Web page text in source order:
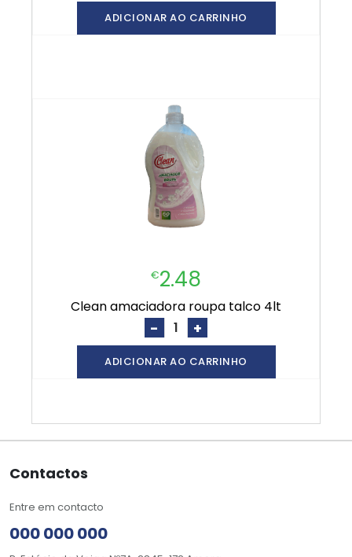
ADICIONAR AO CARRINHO
€2.48
clean amaciadora roupa talco 4lt
- +
ADICIONAR AO CARRINHO
Contactos
Entre em contacto
000 000 000